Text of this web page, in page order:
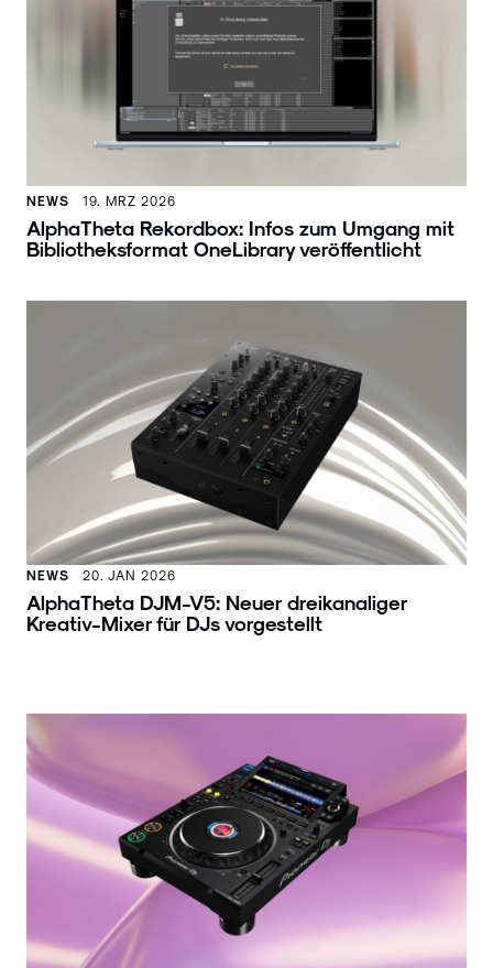
NEWS 19. MRZ 2026
AlphaTheta Rekordbox: Infos zum Umgang mit
Bibliotheksformat OneLibrary veröffentlicht
NEWS 20. JAN 2026
AlphaTheta DJM-V5: Neuer dreikanaliger
Kreativ-Mixer für DJs vorgestellt